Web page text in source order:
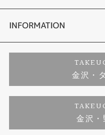
セットリング
婚約ネックレス
ダイヤモンド
ジュエリーリフォーム
お客様の声
プロポーズサポート
ブランドリスト
福井指輪工房｜手作りペアリ
会社概要
お客様の声
INFORMATION
プライバシーポリシー
金沢・
金沢